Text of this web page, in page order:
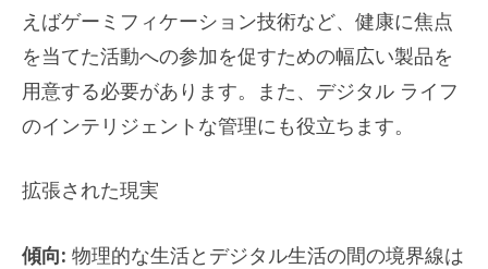
えばゲーミフィケーション技術など、健康に焦点
を当てた活動への参加を促すための幅広い製品を
用意する必要があります。また、デジタル ライフ
のインテリジェントな管理にも役立ちます。
拡張された現実
傾向: 物理的な生活とデジタル生活の間の境界線は